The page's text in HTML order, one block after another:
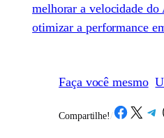
melhorar a velocidade do
otimizar a performance
Faça você mesmo
Compartilhe! /Share on Facebook
Share on X Share